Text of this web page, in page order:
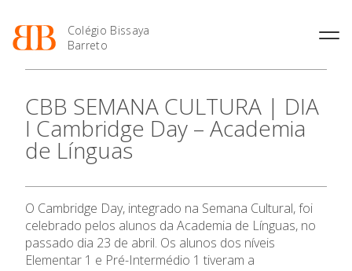
Colégio Bissaya
Barreto
O Colégio
Projeto Educativo
Organização
Colaboradores Docentes
Instalações
Ofertas de emprego
Regulamentos
Oferta Formativa
Enriquecimento Curricular
Oferta Curricular
Atividades Extracurriculares
Atividades de Interrupção
Letiva
Academia de LínguasEnsino Profissional
Profissionais
Matrículas
Horários e Manuais
Termalismo
Curso de Técnico/a de Apoio
à Família e à Comunidade
Ofertas de Emprego
2027
Calendários
Portal do Professor
de Educação
SIGE
Secretariado de Exames
CBB SEMANA CULTURA | DIA
I Cambridge Day – Academia
de Línguas
O Cambridge Day, integrado na Semana Cultural, foi
celebrado pelos alunos da Academia de Línguas, no
passado dia 23 de abril. Os alunos dos níveis
Elementar 1 e Pré-Intermédio 1 tiveram a